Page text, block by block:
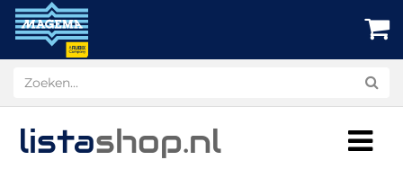
listashop.nl